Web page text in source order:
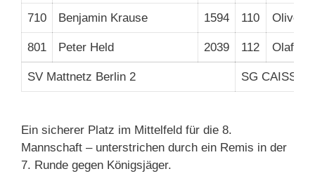
710 Benjamin Krause 1594 110 Oliver
801 Peter Held 2039 112 Olaf
SV Mattnetz Berlin 2 SG CAISSA/
Ein sicherer Platz im Mittelfeld für die 8.
Mannschaft – unterstrichen durch ein Remis in der
7. Runde gegen Königsjäger.